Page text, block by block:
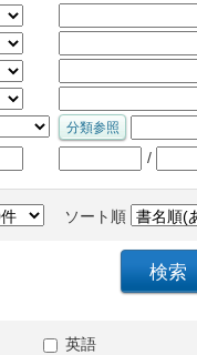
/
ソート順
英語